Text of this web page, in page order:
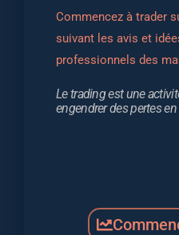
Commencez à trader
suivant les avis et
professionnels des
Le trading est une
engendrer des pertes en